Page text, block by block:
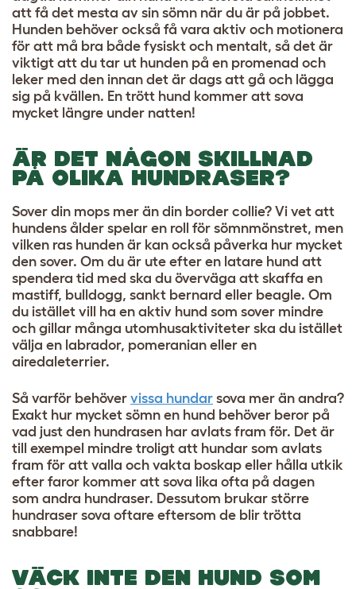
att få det mesta av sin sömn när du är på jobbet.
Hunden behöver också få vara aktiv och motionera
för att må bra både fysiskt och mentalt, så det är
viktigt att du tar ut hunden på en promenad och
leker med den innan det är dags att gå och lägga
sig på kvällen. En trött hund kommer att sova
mycket längre under natten!
ÄR DET NÅGON SKILLNAD
PÅ OLIKA HUNDRASER?
Sover din mops mer än din border collie? Vi vet att
hundens ålder spelar en roll för sömnmönstret, men
vilken ras hunden är kan också påverka hur mycket
den sover. Om du är ute efter en latare hund att
spendera tid med ska du överväga att skaffa en
mastiff, bulldogg, sankt bernard eller beagle. Om
du istället vill ha en aktiv hund som sover mindre
och gillar många utomhusaktiviteter ska du istället
välja en labrador, pomeranian eller en
airedaleterrier.
Så varför behöver vissa hundar sova mer än andra?
Exakt hur mycket sömn en hund behöver beror på
vad just den hundrasen har avlats fram för. Det är
till exempel mindre troligt att hundar som avlats
fram för att valla och vakta boskap eller hålla utkik
efter faror kommer att sova lika ofta på dagen
som andra hundraser. Dessutom brukar större
hundraser sova oftare eftersom de blir trötta
snabbare!
VÄCK INTE DEN HUND SOM